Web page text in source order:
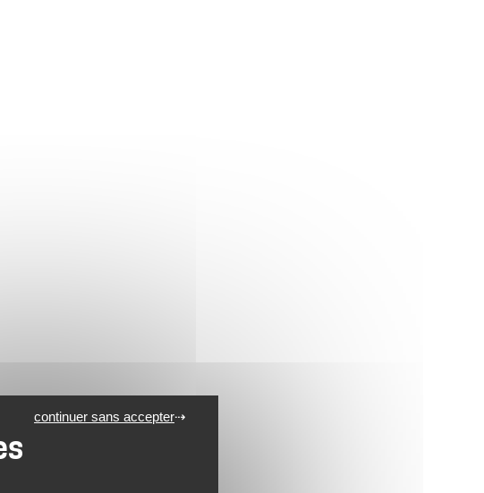
continuer sans accepter